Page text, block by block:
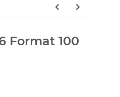
Format 100